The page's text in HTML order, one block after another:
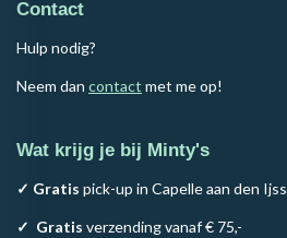
Contact
Hulp nodig?
Neem dan contact met me op!
Wat krijg je bij Minty's
✓ Gratis pick-up in Capelle aan den
✓ Gratis verzending vanaf € 75,-